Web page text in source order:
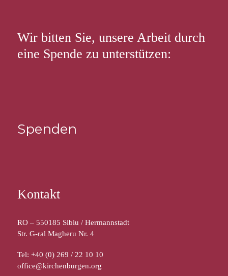
Wir bitten Sie, unsere Arbeit durch
eine Spende zu unterstützen:
Spenden
Kontakt
RO – 550185 Sibiu / Hermannstadt
Str. G-ral Magheru Nr. 4
Tel: +40 (0) 269 / 22 10 10
office@kirchenburgen.org